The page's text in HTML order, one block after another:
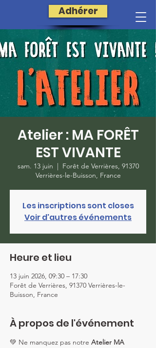
Adhérer
Atelier : MA FORÊT
EST VIVANTE
sam. 13 juin
  |
Forêt de Verrières, 91370
Verrières-le-Buisson, France
Les inscriptions sont closes
Voir d'autres événements
Heure et lieu
13 juin 2026, 09:30 – 17:30
Forêt de Verrières, 91370 Verrières-le-
Buisson, France
À propos de l'événement
💚 Ne manquez pas notre Atelier MA